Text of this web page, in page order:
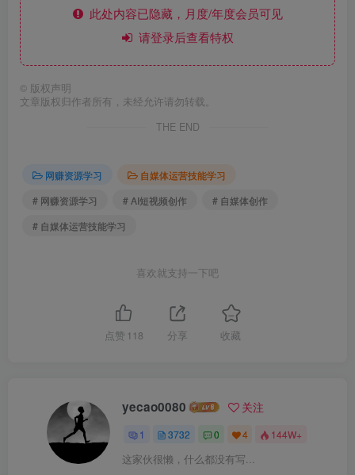
此处内容已隐藏，月度/年度会员可见
请登录后查看特权
© 版权声明
文章版权归作者所有，未经允许请勿转载。
THE END
网赚资源学习
自媒体运营技能学习
# 网赚资源学习
# AI短视频创作
# 自媒体创作
# 自媒体运营技能学习
喜欢就支持一下吧
点赞 118 分享 收藏
yecao0080 关注
1 3732 0 4 144W+
这家伙很懒，什么都没有写...